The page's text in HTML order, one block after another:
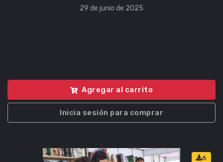
29 de junio de 2025
Agregar al carrito
Inicia sesión para comprar
6